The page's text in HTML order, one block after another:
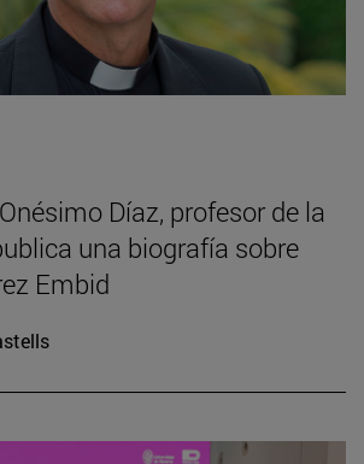
Díaz, profesor de la
una biografía sobre
Embid